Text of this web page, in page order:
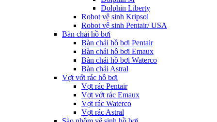
Dolphin Liberty
Robot vệ sinh Kripsol
Robot vệ sinh Pentair/ USA
Bàn chải hồ bơi
Bàn chải hồ bơi Pentair
Bàn chải hồ bơi Emaux
Bàn chải hồ bơi Waterco
Bàn chải Astral
Vợt vớt rác hồ bơi
Vợt rác Pentair
Vợt vớt rác Emaux
Vợt rác Waterco
Vợt rác Astral